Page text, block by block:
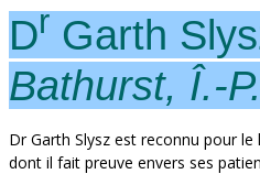
Dr Garth
Bathurst, Î.-
Dr Garth Slysz est reconnu pour
dont il fait preuve envers ses